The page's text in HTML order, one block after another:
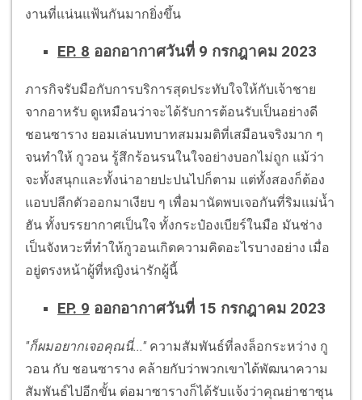
งานที่แน่นแฟ้นกันมากยิ่งขึ้น
EP. 8 ออกอากาศวันที่ 9 กรกฎาคม 2023
ภารกิจรับมือกับการบริการสุดประทับใจให้กับเจ้าชาย
จากอาหรับ ดูเหมือนว่าจะได้รับการต้อนรับเป็นอย่างดี
ชอนซาราง ยอมเล่นบทบาทสมมมติที่เสมือนจริงมาก ๆ
จนทำให้ กูวอน รู้สึกร้อนรนในใจอย่างบอกไม่ถูก แม้ว่า
จะทั้งสนุกและทั้งน่าอายปะปนไปก็ตาม แต่ทั้งสองก็ต้อง
แอบปลีกตัวออกมาเงียบ ๆ เพื่อมานัดพบเจอกันที่ริมแม่น้ำ
ฮัน ทั้งบรรยากาศเป็นใจ ทั้งกระป๋องเบียร์ในมือ มันช่าง
เป็นจังหวะที่ทำให้กูวอนเกิดความคิดอะไรบางอย่าง เมื่อ
อยู่ตรงหน้าผู้ที่หญิงน่ารักผู้นี้
EP. 9 ออกอากาศวันที่ 15 กรกฎาคม 2023
"ก็ผมอยากเจอคุณนี่..." ความสัมพันธ์ที่ลงล็อกระหว่าง กู
วอน กับ ชอนซาราง คล้ายกับว่าพวกเขาได้พัฒนาความ
สัมพันธ์ไปอีกขั้น ต่อมาซารางก็ได้รับแจ้งว่าคุณย่าชาซุน